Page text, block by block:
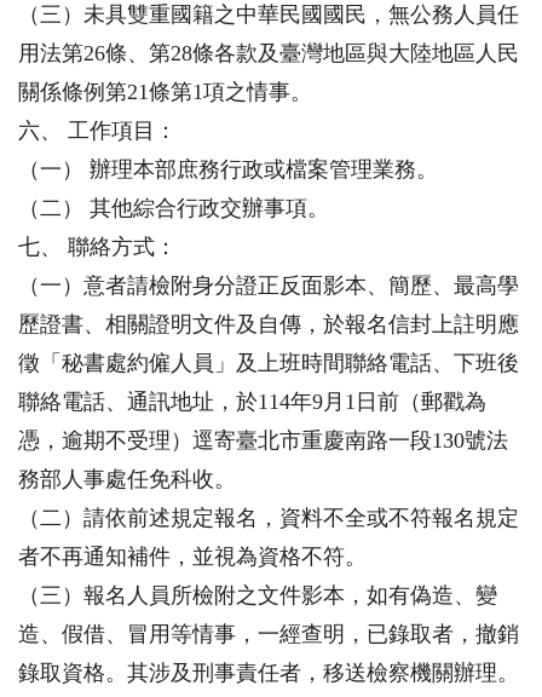
（三）未具雙重國籍之中華民國國民，無公務人員任
用法第26條、第28條各款及臺灣地區與大陸地區人民
關係條例第21條第1項之情事。
六、 工作項目：
（一） 辦理本部庶務行政或檔案管理業務。
（二） 其他綜合行政交辦事項。
七、 聯絡方式：
（一）意者請檢附身分證正反面影本、簡歷、最高學
歷證書、相關證明文件及自傳，於報名信封上註明應
徵「秘書處約僱人員」及上班時間聯絡電話、下班後
聯絡電話、通訊地址，於114年9月1日前（郵戳為
憑，逾期不受理）逕寄臺北市重慶南路一段130號法
務部人事處任免科收。
（二）請依前述規定報名，資料不全或不符報名規定
者不再通知補件，並視為資格不符。
（三）報名人員所檢附之文件影本，如有偽造、變
造、假借、冒用等情事，一經查明，已錄取者，撤銷
錄取資格。其涉及刑事責任者，移送檢察機關辦理。